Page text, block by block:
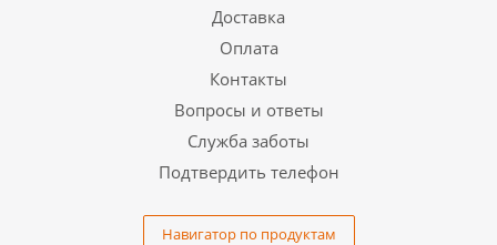
Доставка
Оплата
Контакты
Вопросы и ответы
Служба заботы
Подтвердить телефон
Навигатор по продуктам